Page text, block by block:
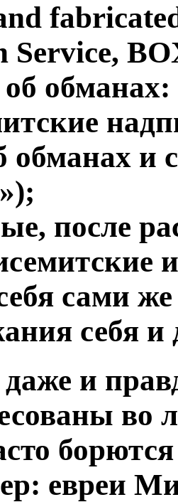
Service,
обманах:
обманах и
после
сами
себя и
и
во
евреи